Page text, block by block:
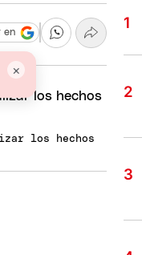
×
en
los hechos